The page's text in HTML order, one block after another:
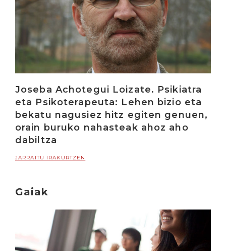
Joseba Achotegui Loizate. Psikiatra
eta Psikoterapeuta: Lehen bizio eta
bekatu nagusiez hitz egiten genuen,
orain buruko nahasteak ahoz aho
dabiltza
JARRAITU IRAKURTZEN
Gaiak